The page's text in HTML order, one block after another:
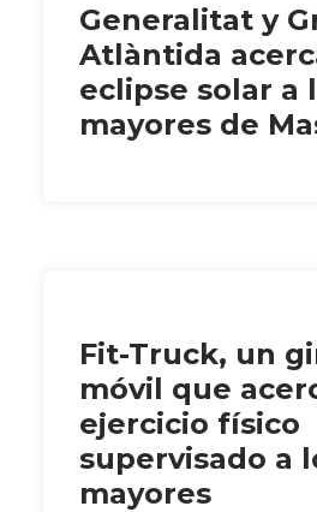
Generalitat y
Atlàntida
eclipse solar a
mayores de
Fit-Truck, un
móvil que
ejercicio físico
supervisado a
mayores